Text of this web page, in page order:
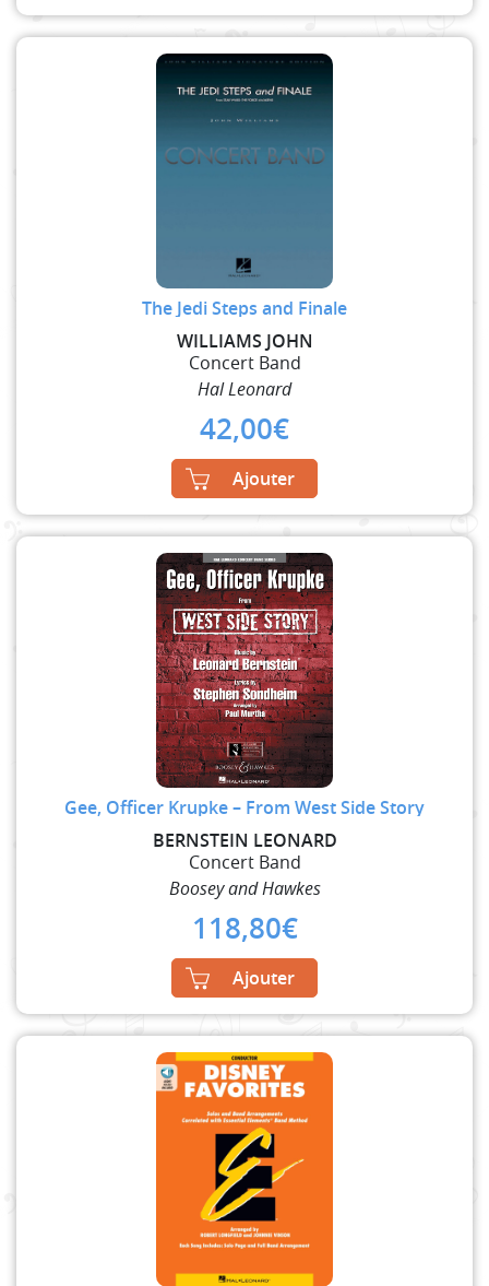
The Jedi Steps and Finale
WILLIAMS JOHN
Concert Band
Hal Leonard
42,00€
Ajouter
Gee, Officer Krupke – From West Side Story
BERNSTEIN LEONARD
Concert Band
Boosey and Hawkes
118,80€
Ajouter